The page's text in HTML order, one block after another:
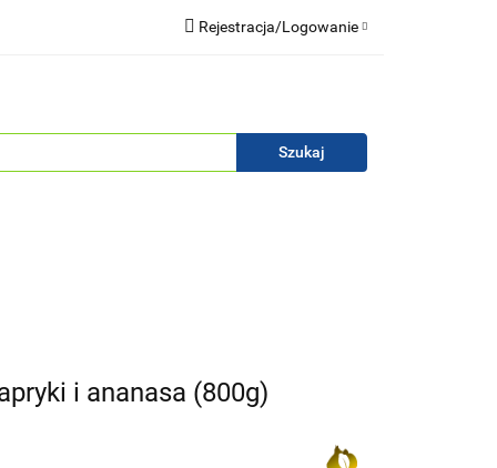
Rejestracja/Logowanie
Zapytaj
i ananasa (800g)